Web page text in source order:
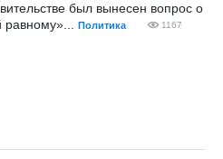
был вынесен вопрос о
равному»...
Политика 1167